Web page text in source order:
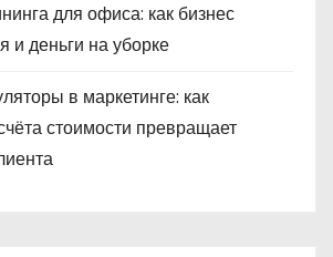
для офиса: как бизнес
и деньги на уборке
в маркетинге: как
стоимости превращает